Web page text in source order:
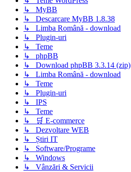
↳ MyBB
↳ Descarcare MyBB 1.8.38
↳ Limba Română - download
↳ Plugin-uri
↳ Teme
↳ phpBB
↳ Download phpBB 3.3.14 (zip)
↳ Limba Română - download
↳ Teme
↳ Plugin-uri
↳ IPS
↳ Teme
↳ 🛒 E-commerce
↳ Dezvoltare WEB
↳ Știri IT
↳ Software/Programe
↳ Windows
↳ Vânzări & Servicii